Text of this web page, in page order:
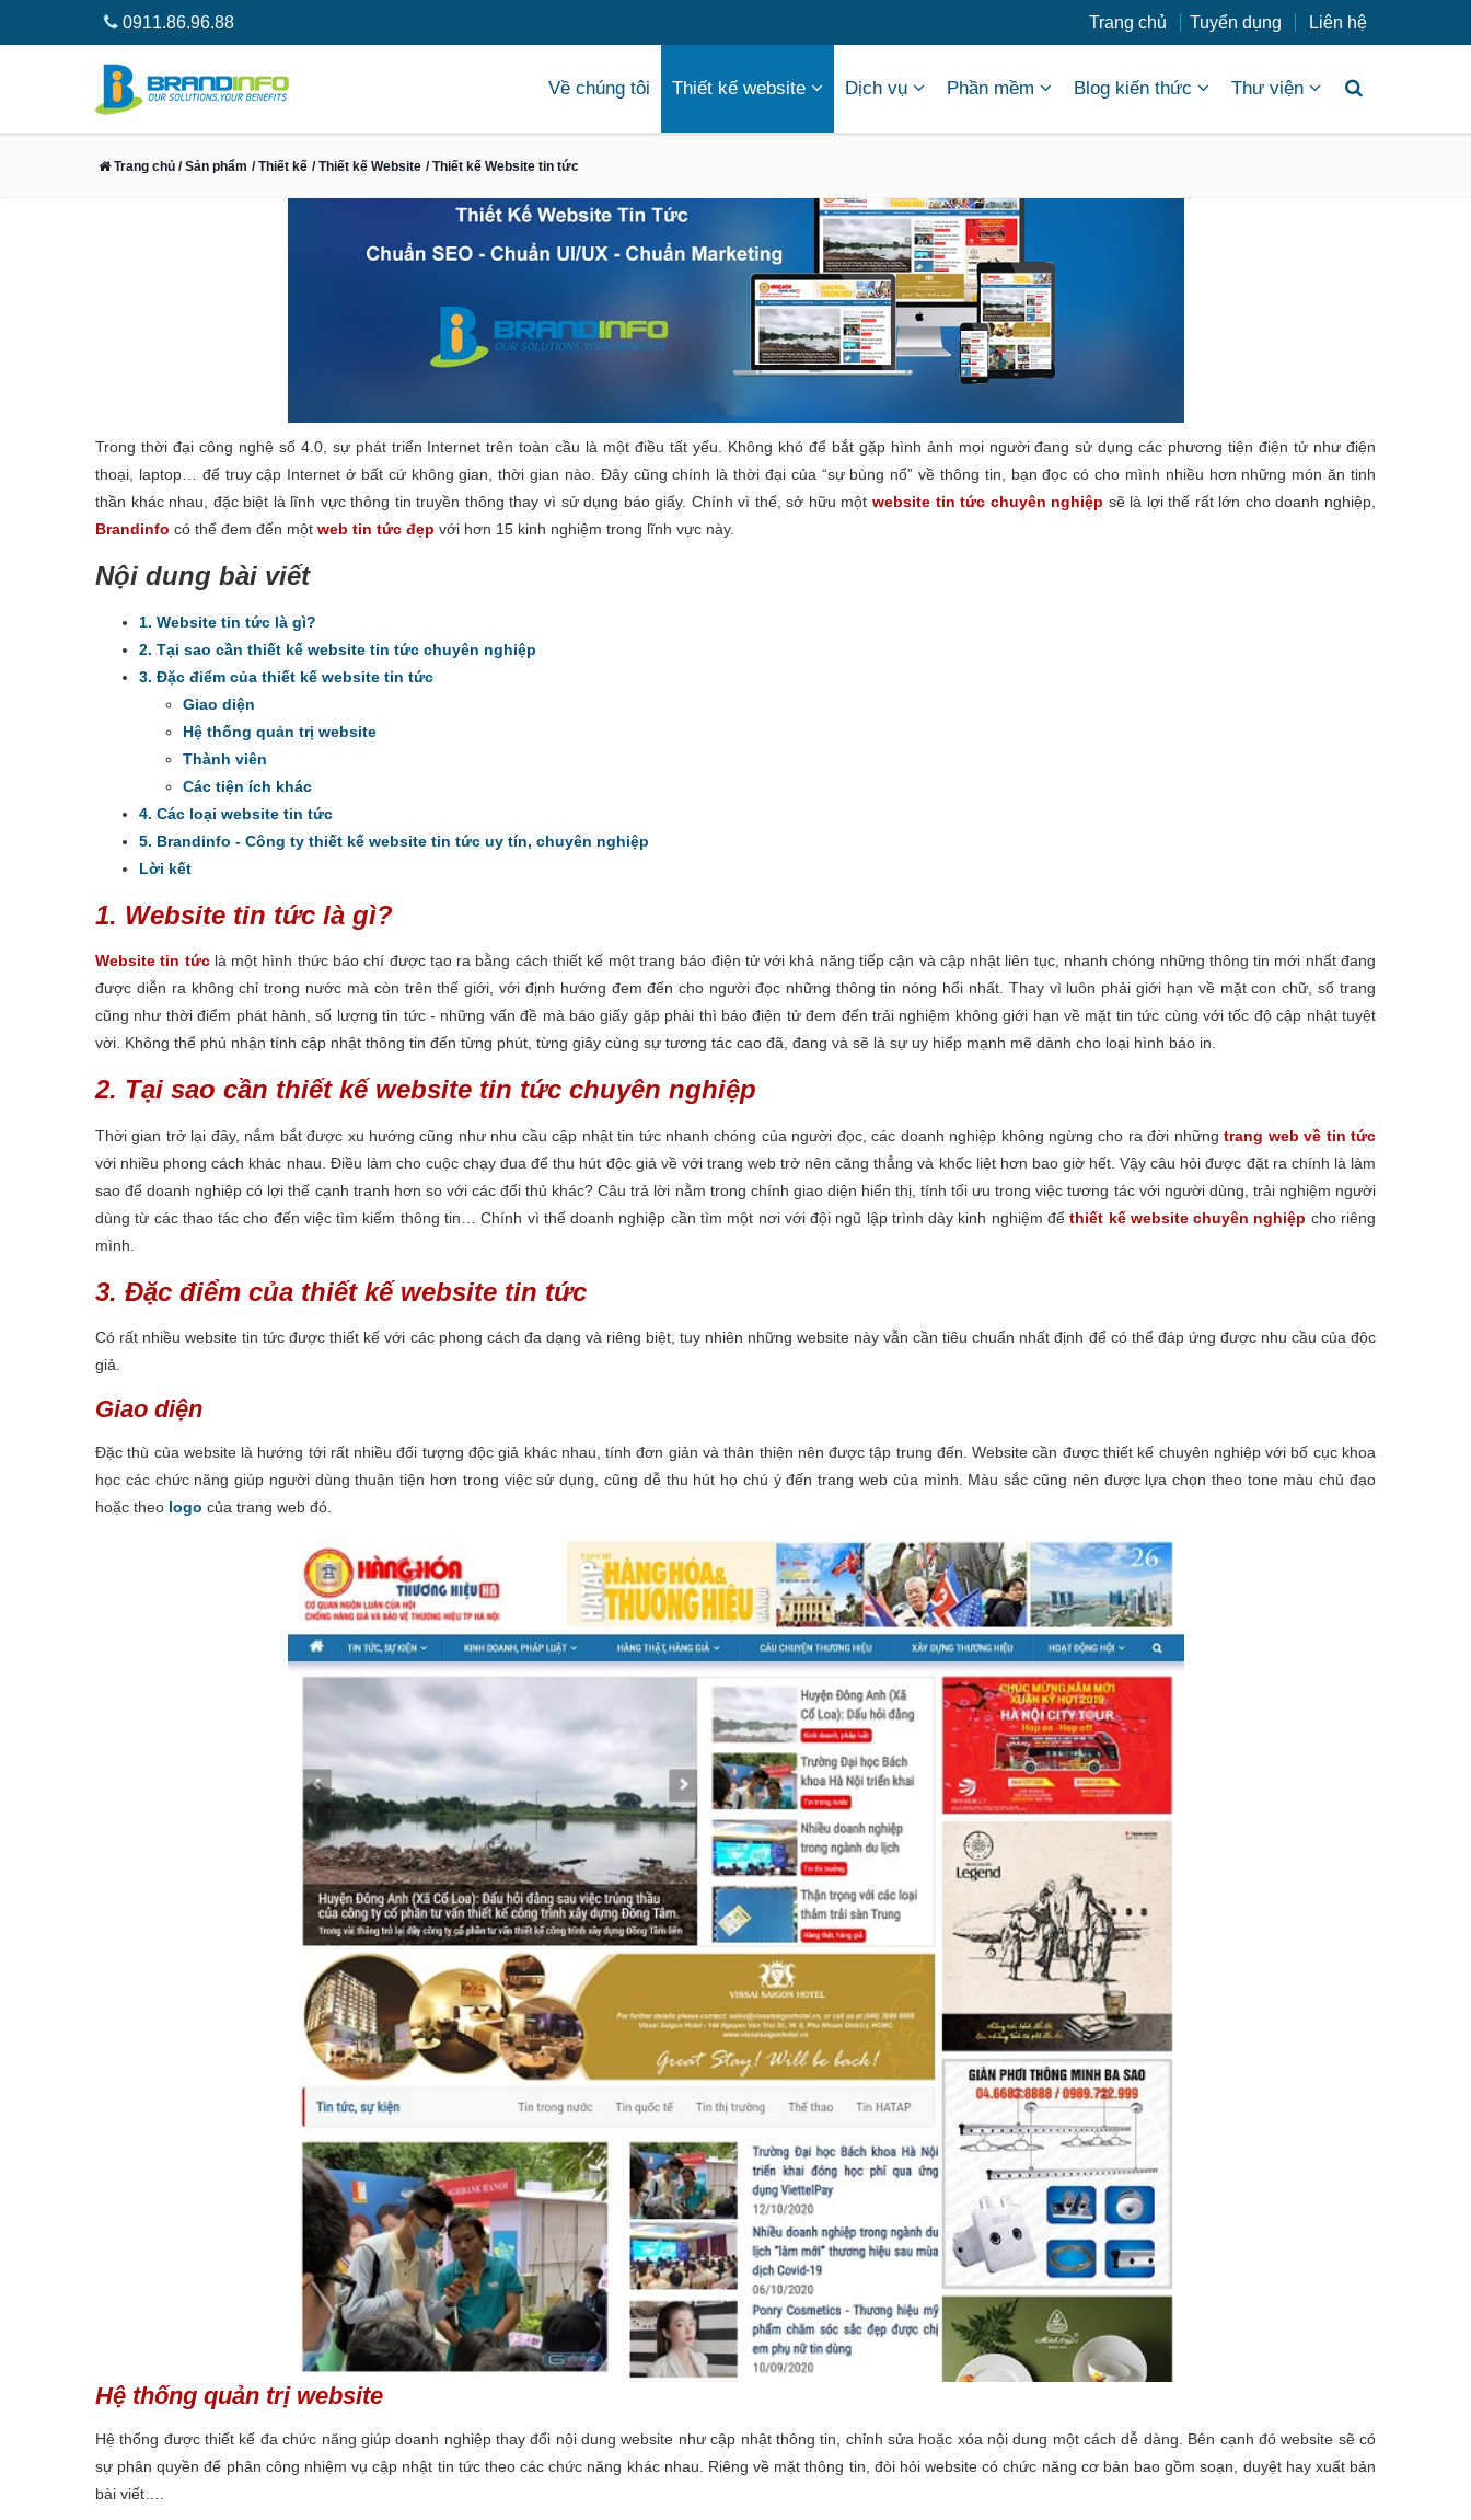
0911.86.96.88 Trang chủ Tuyển dụng Liên hệ
Về chúng tôi Thiết kế website Dịch vụ Phần mềm Blog kiến thức Thư viện
Trang chủ / Sản phẩm / Thiết kế / Thiết kế Website / Thiết kế Website tin tức
Trong thời đại công nghệ số 4.0, sự phát triển Internet trên toàn cầu là một điều tất yếu. Không khó để bắt gặp hình ảnh mọi người đang sử dụng các phương tiện điện tử như điện
thoại, laptop… để truy cập Internet ở bất cứ không gian, thời gian nào. Đây cũng chính là thời đại của “sự bùng nổ” về thông tin, bạn đọc có cho mình nhiều hơn những món ăn tinh
thần khác nhau, đặc biệt là lĩnh vực thông tin truyền thông thay vì sử dụng báo giấy. Chính vì thế, sở hữu một website tin tức chuyên nghiệp sẽ là lợi thế rất lớn cho doanh nghiệp,
Brandinfo có thể đem đến một web tin tức đẹp với hơn 15 kinh nghiệm trong lĩnh vực này.
Nội dung bài viết
1. Website tin tức là gì?
2. Tại sao cần thiết kế website tin tức chuyên nghiệp
3. Đặc điểm của thiết kế website tin tức
Giao diện
Hệ thống quản trị website
Thành viên
Các tiện ích khác
4. Các loại website tin tức
5. Brandinfo - Công ty thiết kế website tin tức uy tín, chuyên nghiệp
Lời kết
1. Website tin tức là gì?
Website tin tứclà một hình thức báo chí được tạo ra bằng cách thiết kế một trang báo điện tử với khả năng tiếp cận và cập nhật liên tục, nhanh chóng những thông tin mới nhất đang
được diễn ra không chỉ trong nước mà còn trên thế giới, với định hướng đem đến cho người đọc những thông tin nóng hổi nhất. Thay vì luôn phải giới hạn về mặt con chữ, số trang
cũng như thời điểm phát hành, số lượng tin tức - những vấn đề mà báo giấy gặp phải thì báo điện tử đem đến trải nghiệm không giới hạn về mặt tin tức cùng với tốc độ cập nhật tuyệt
vời. Không thể phủ nhận tính cập nhật thông tin đến từng phút, từng giây cùng sự tương tác cao đã, đang và sẽ là sự uy hiếp mạnh mẽ dành cho loại hình báo in.
2. Tại sao cần thiết kế website tin tức chuyên nghiệp
Thời gian trở lại đây, nắm bắt được xu hướng cũng như nhu cầu cập nhật tin tức nhanh chóng của người đọc, các doanh nghiệp không ngừng cho ra đời nhữngtrang web về tin tức
với nhiều phong cách khác nhau. Điều làm cho cuộc chạy đua để thu hút độc giả về với trang web trở nên căng thẳng và khốc liệt hơn bao giờ hết. Vậy câu hỏi được đặt ra chính là làm
sao để doanh nghiệp có lợi thế cạnh tranh hơn so với các đối thủ khác? Câu trả lời nằm trong chính giao diện hiển thị, tính tối ưu trong việc tương tác với người dùng, trải nghiệm người
dùng từ các thao tác cho đến việc tìm kiếm thông tin… Chính vì thế doanh nghiệp cần tìm một nơi với đội ngũ lập trình dày kinh nghiệm đểthiết kế website chuyên nghiệp cho riêng
mình.
3. Đặc điểm của thiết kế website tin tức
Có rất nhiều website tin tức được thiết kế với các phong cách đa dạng và riêng biệt, tuy nhiên những website này vẫn cần tiêu chuẩn nhất định để có thể đáp ứng được nhu cầu của độc
giả.
Giao diện
Đặc thù của website là hướng tới rất nhiều đối tượng độc giả khác nhau, tính đơn giản và thân thiện nên được tập trung đến. Website cần được thiết kế chuyên nghiệp với bố cục khoa
học các chức năng giúp người dùng thuận tiện hơn trong việc sử dụng, cũng dễ thu hút họ chú ý đến trang web của mình. Màu sắc cũng nên được lựa chọn theo tone màu chủ đạo
hoặc theo logo của trang web đó.
Hệ thống quản trị website
Hệ thống được thiết kế đa chức năng giúp doanh nghiệp thay đổi nội dung website như cập nhật thông tin, chỉnh sửa hoặc xóa nội dung một cách dễ dàng. Bên cạnh đó website sẽ có
sự phân quyền để phân công nhiệm vụ cập nhật tin tức theo các chức năng khác nhau. Riêng về mặt thông tin, đòi hỏi website có chức năng cơ bản bao gồm soạn, duyệt hay xuất bản
bài viết….